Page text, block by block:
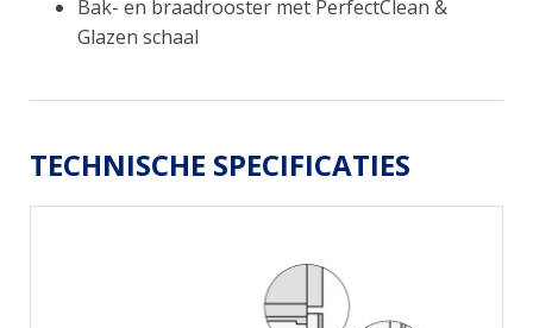
Bak- en braadrooster met PerfectClean &
Glazen schaal
TECHNISCHE SPECIFICATIES